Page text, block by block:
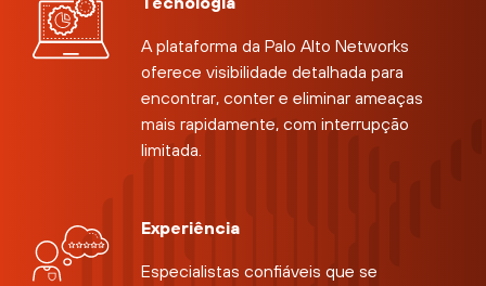
A plataforma da Palo Alto Networks
oferece visibilidade detalhada para
encontrar, conter e eliminar ameaças
mais rapidamente, com interrupção
limitada.
Experiência
Especialistas confiáveis que se